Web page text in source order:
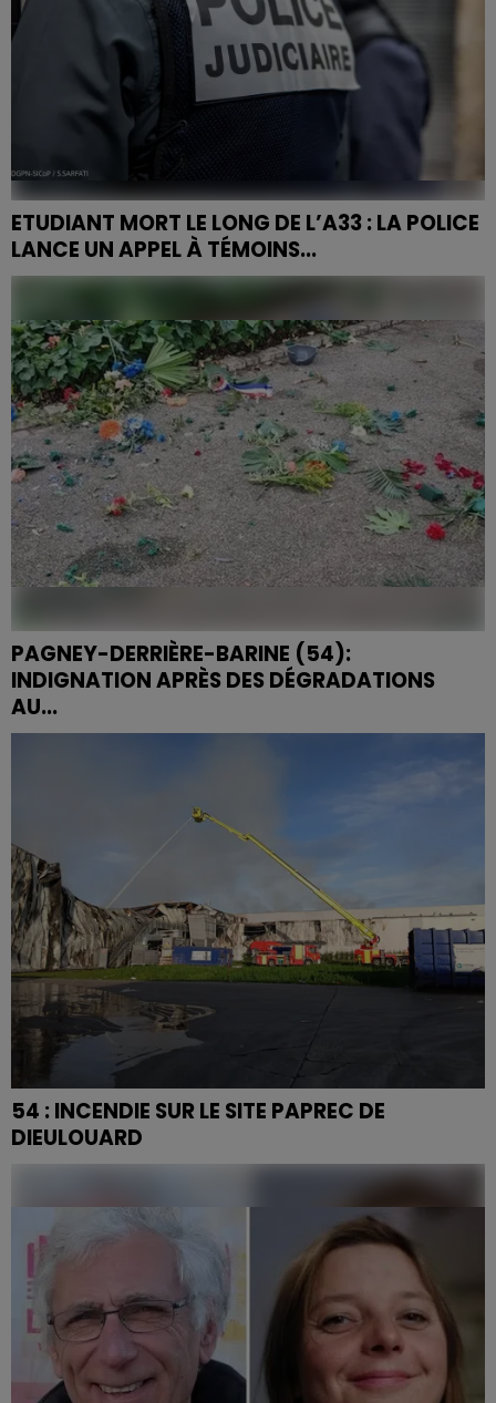
ETUDIANT MORT LE LONG DE L’A33 : LA POLICE
LANCE UN APPEL À TÉMOINS...
Étudiant retrouvé mort le long de l’A33 à Nancy : la
conducteur responsable et éclaircir les
circonstances...
PAGNEY-DERRIÈRE-BARINE (54):
INDIGNATION APRÈS DES DÉGRADATIONS
AU...
Pagney-derrière-Barine choquée par des
rendent hommage à Régina...
54 : INCENDIE SUR LE SITE PAPREC DE
DIEULOUARD
Un incendie s’est déclaré ce jeudi à l’aube sur le site
PAPREC, spécialisé dans le recyclage des déchets.
Grâce à l’intervention rapide des services de...